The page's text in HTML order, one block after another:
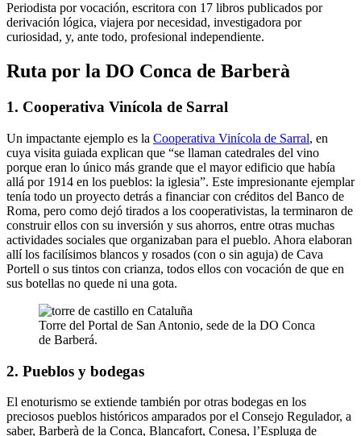
Periodista por vocación, escritora con 17 libros publicados por
derivación lógica, viajera por necesidad, investigadora por
curiosidad, y, ante todo, profesional independiente.
Ruta por la DO Conca de Barberà
1. Cooperativa Vinícola de Sarral
Un impactante ejemplo es la Cooperativa Vinícola de Sarral, en
cuya visita guiada explican que “se llaman catedrales del vino
porque eran lo único más grande que el mayor edificio que había
allá por 1914 en los pueblos: la iglesia”. Este impresionante ejemplar
tenía todo un proyecto detrás a financiar con créditos del Banco de
Roma, pero como dejó tirados a los cooperativistas, la terminaron de
construir ellos con su inversión y sus ahorros, entre otras muchas
actividades sociales que organizaban para el pueblo. Ahora elaboran
allí los facilísimos blancos y rosados (con o sin aguja) de Cava
Portell o sus tintos con crianza, todos ellos con vocación de que en
sus botellas no quede ni una gota.
Torre del Portal de San Antonio, sede de la DO Conca
de Barberá.
2. Pueblos y bodegas
El enoturismo se extiende también por otras bodegas en los
preciosos pueblos históricos amparados por el Consejo Regulador, a
saber, Barberà de la Conca, Blancafort, Conesa, l’Espluga de